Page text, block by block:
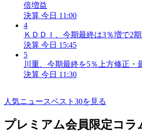
倍増益
決算 今日 11:00
4
ＫＤＤＩ、今期最終は3％増で2
決算 今日 15:45
5
川重、今期最終を5％上方修正・
決算 今日 11:30
人気ニュースベスト30を見る
プレミアム会員限定コラ